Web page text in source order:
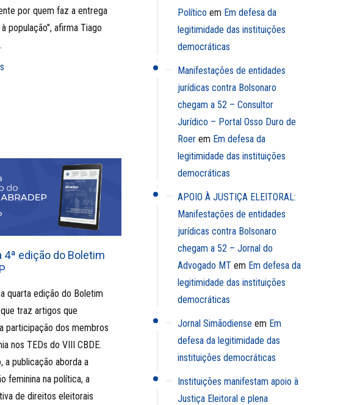
por quem faz a entrega
população", afirma Tiago
4ª edição do Boletim
quarta edição do Boletim
traz artigos que
participação dos membros
nos TEDs do VIII CBDE.
a publicação aborda a
feminina na política, a
de direitos eleitorais
Político em Em defesa da
legitimidade das instituições
democráticas
Manifestações de entidades
jurídicas contra Bolsonaro
chegam a 52 – Consultor
Jurídico – Portal Osso Duro de
Roerem Em defesa da
legitimidade das instituições
democráticas
APOIO À JUSTIÇA ELEITORAL:
Manifestações de entidades
jurídicas contra Bolsonaro
chegam a 52 – Jornal do
Advogado MTem Em defesa da
legitimidade das instituições
democráticas
Jornal Simãodiense em Em
defesa da legitimidade das
instituições democráticas
Instituições manifestam apoio à
Justiça Eleitoral e plena